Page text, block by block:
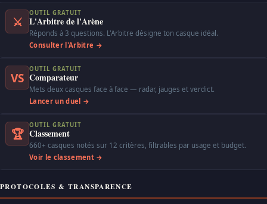
⚔
OUTIL GRATUIT
L'Arbitre de l'Arène
Réponds à 3 questions. L'Arbitre désigne ton casque idéal.
Consulter l'Arbitre →
VS
OUTIL GRATUIT
Comparateur
Mets deux casques face à face — radar, jauges et verdict.
Lancer un duel →
🏆
OUTIL GRATUIT
Classement
660+ casques notés sur 12 critères, filtrables par usage et budget.
Voir le classement →
PROTOCOLES & TRANSPARENCE